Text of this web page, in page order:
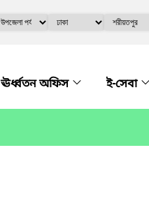
ঊর্ধ্বতন অফিস ই-সেবা